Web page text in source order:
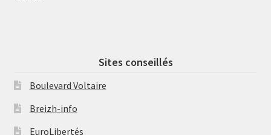
Sites conseillés
Boulevard Voltaire
Breizh-info
EuroLibertés